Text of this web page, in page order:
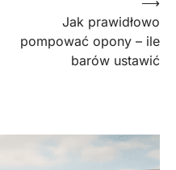
Jak prawidłowo
pompować opony – ile
barów ustawić